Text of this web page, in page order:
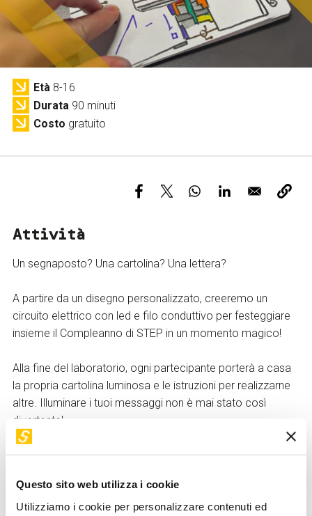
Questo sito web utilizza i cookie
Utilizziamo i cookie per personalizzare contenuti ed
Servizi e accessibilità
Contatti
FAQ
Biglietti
Età 8-16
Durata 90 minuti
Costo gratuito
Attività
Un segnaposto? Una cartolina? Una lettera?
A partire da un disegno personalizzato, creeremo un
circuito elettrico con led e filo conduttivo per festeggiare
insieme il Compleanno di STEP in un momento magico!
Alla fine del laboratorio, ogni partecipante porterà a casa
la propria cartolina luminosa e le istruzioni per realizzarne
altre. Illuminare i tuoi messaggi non è mai stato così
divertente!